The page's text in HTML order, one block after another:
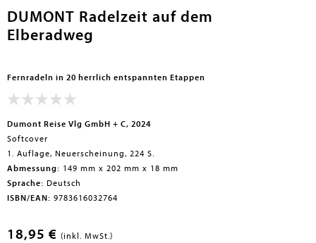
DUMONT Radelzeit auf dem
Elberadweg
Fernradeln in 20 herrlich entspannten Etappen
Dumont Reise Vlg GmbH + C, 2024
Softcover
1. Auflage, Neuerscheinung, 224 S.
Abmessung: 149 mm x 202 mm x 18 mm
Sprache: Deutsch
ISBN/EAN: 9783616032764
18,95 € (inkl. MwSt.)